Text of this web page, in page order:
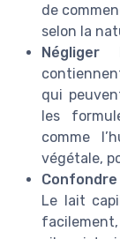
de
selon la
Négliger
qui
les
comme
végétale,
Le lait